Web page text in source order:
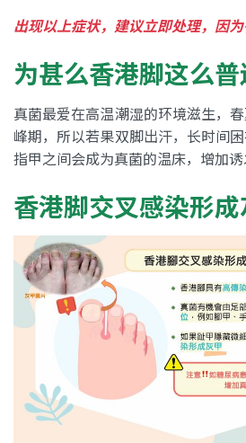
出现以上症状，建议立即处理，因
为甚么香港脚这么普
真菌最爱在高温潮湿的环境滋生，
峰期，所以若果双脚出汗，长时间
指甲之间会成为真菌的温床，增加诱
香港脚交叉感染形成